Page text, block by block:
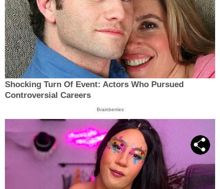
Shocking Turn Of Event: Actors Who Pursued
Controversial Careers
Brainberries